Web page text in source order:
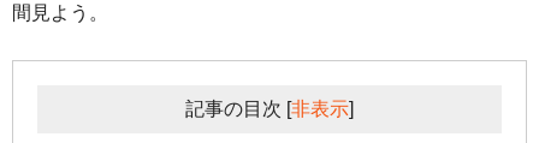
間見よう。
記事の目次 [非表示]